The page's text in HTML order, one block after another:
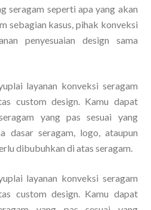
seragam seperti apa yang akan
sebagian kasus, pihak konveksi
penyesuaian design sama
layanan konveksi seragam
custom design. Kamu dapat
yang pas sesuai yang
dasar seragam, logo, ataupun
dibubuhkan di atas seragam.
layanan konveksi seragam
custom design. Kamu dapat